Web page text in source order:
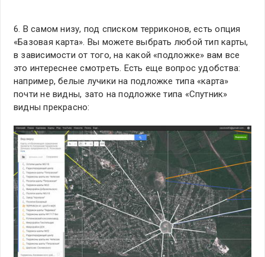
6. В самом низу, под списком терриконов, есть опция
«Базовая карта». Вы можете выбрать любой тип карты,
в зависимости от того, на какой «подложке» вам все
это интереснее смотреть. Есть еще вопрос удобства:
например, белые лучики на подложке типа «карта»
почти не видны, зато на подложке типа «Спутник»
видны прекрасно: